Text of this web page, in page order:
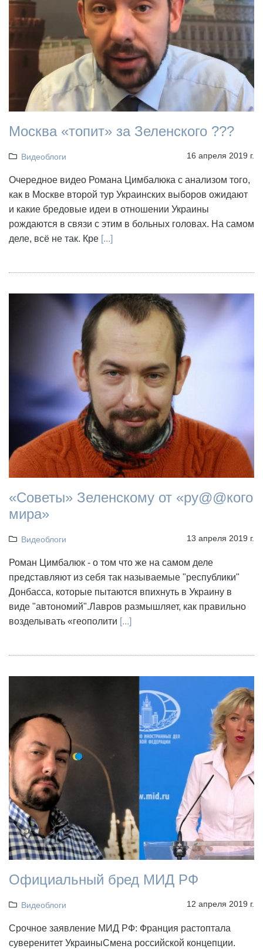
Москва «топит» за Зеленского ???
Видеоблоги 16 апреля 2019 г.
Очередное видео Романа Цимбалюка с анализом того,
как в Москве второй тур Украинских выборов ожидают
и какие бредовые идеи в отношении Украины
рождаются в связи с этим в больных головах. На самом
деле, всё не так. Кре [...]
«Советы» Зеленскому от «ру@@кого
мира»
Видеоблоги 13 апреля 2019 г.
Роман Цимбалюк - о том что же на самом деле
представляют из себя так называемые "республики"
Донбасса, которые пытаются впихнуть в Украину в
виде "автономий".Лавров размышляет, как правильно
возделывать «геополити [...]
Официальный бред МИД РФ
Видеоблоги 12 апреля 2019 г.
Срочное заявление МИД РФ: Франция растоптала
суверенитет УкраиныСмена российской концепции.